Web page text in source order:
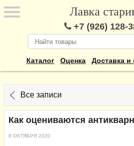
Лавка
+7 (926) 128-
Каталог Оценка Доставка и
Все записи
Как оцениваются
8 ОКТЯБРЯ 2020